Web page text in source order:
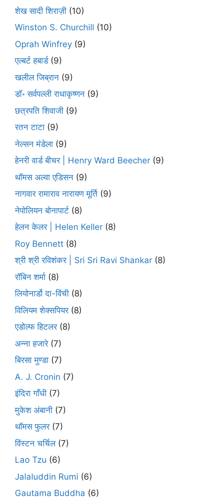
शेख सादी शिराज़ी (10)
Winston S. Churchill (10)
Oprah Winfrey (9)
एल्बर्ट हबार्ड(9)
खलील जिब्रान (9)
डॉ॰ सर्वपल्ली राधाकृष्णन (9)
छत्रपति शिवाजी (9)
रतन टाटा (9)
नेल्सन मंडेला (9)
हेनरी वार्ड बीचर | Henry Ward Beecher (9)
थॉमस अल्वा एडिसन (9)
नागवार रामाराव नारायण मूर्ति (9)
नेपोलियन बोनापार्ट (8)
हेलन केलर | Helen Keller (8)
Roy Bennett (8)
श्री श्री रविशंकर | Sri Sri Ravi Shankar (8)
रॉबिन शर्मा (8)
लियोनार्डो दा-विंची (8)
विलियम शेक्सपियर(8)
एडोल्फ हिटलर(8)
अन्ना हजारे(7)
बिरसा मुण्डा (7)
A. J. Cronin (7)
इंदिरा गाँधी (7)
मुकेश अंबानी (7)
थॉमस फुलर(7)
विंस्टन चर्चिल(7)
Lao Tzu (6)
Jalaluddin Rumi (6)
Gautama Buddha (6)